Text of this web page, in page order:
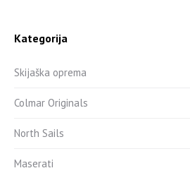
Kategorija
Skijaška oprema
Colmar Originals
North Sails
Maserati